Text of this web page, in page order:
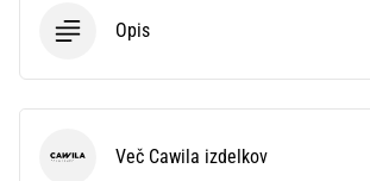
Opis
Cawila Več Cawila izdelkov